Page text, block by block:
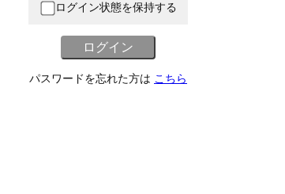
ログイン状態を保持する
パスワードを忘れた方は こちら